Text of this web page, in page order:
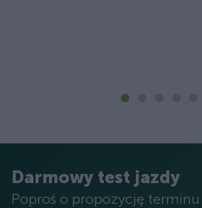
Darmowy test jazdy
Poproś o propozycję